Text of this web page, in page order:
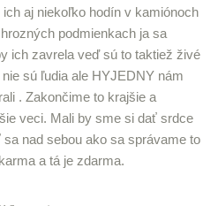
aj niekoľko hodín v kamiónoch
podmienkach ja sa
ich zavrela veď sú to taktiež živé
sú ľudia ale HYJEDNY nám
. Zakončime to krajšie a
veci. Mali by sme si dať srdce
nad sebou ako sa správame to
a tá je zdarma.